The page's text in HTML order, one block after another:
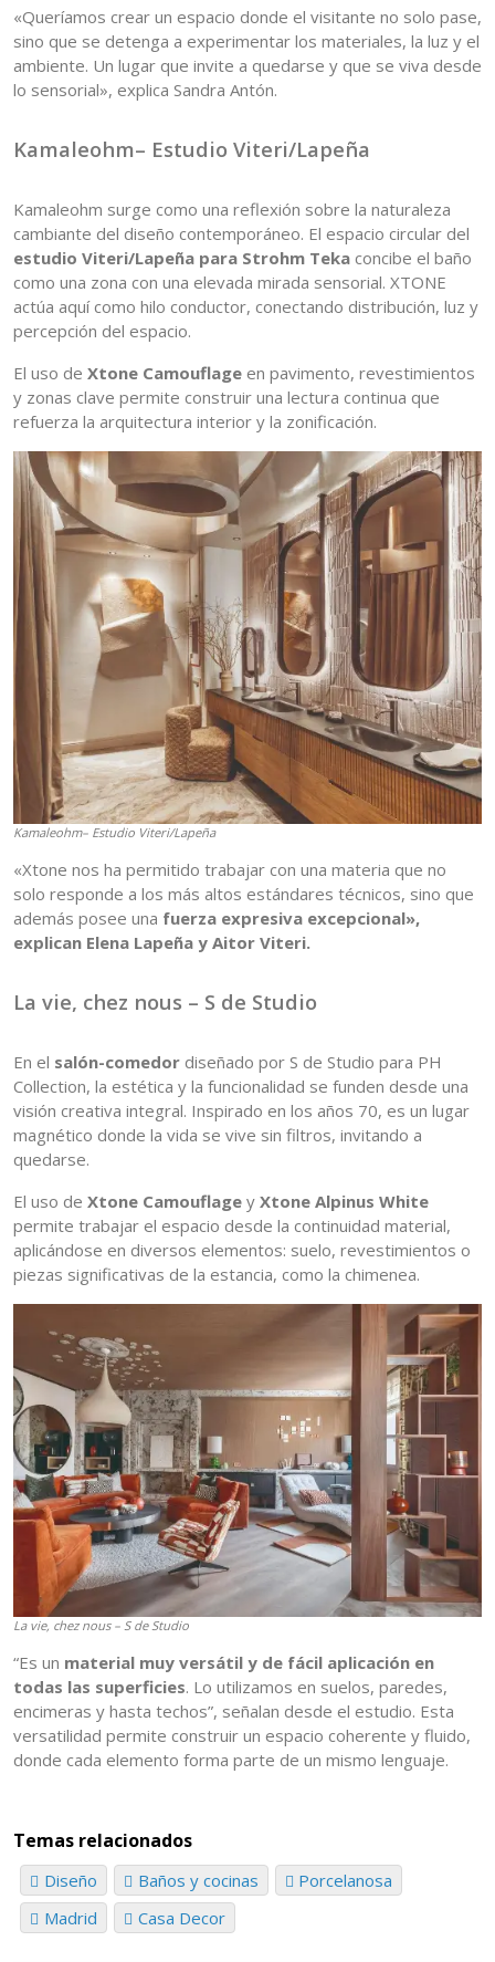
«Queríamos crear un espacio donde el visitante no solo pase,
sino que se detenga a experimentar los materiales, la luz y el
ambiente. Un lugar que invite a quedarse y que se viva desde
lo sensorial», explica Sandra Antón.
Kamaleohm– Estudio Viteri/Lapeña
Kamaleohm surge como una reflexión sobre la naturaleza
cambiante del diseño contemporáneo. El espacio circular del
estudio Viteri/Lapeña para Strohm Teka concibe el baño
como una zona con una elevada mirada sensorial. XTONE
actúa aquí como hilo conductor, conectando distribución, luz y
percepción del espacio.
El uso de Xtone Camouflage en pavimento, revestimientos
y zonas clave permite construir una lectura continua que
refuerza la arquitectura interior y la zonificación.
Kamaleohm– Estudio Viteri/Lapeña
«Xtone nos ha permitido trabajar con una materia que no
solo responde a los más altos estándares técnicos, sino que
además posee una fuerza expresiva excepcional»,
explican Elena Lapeña y Aitor Viteri.
La vie, chez nous – S de Studio
En el salón-comedor diseñado por S de Studio para PH
Collection, la estética y la funcionalidad se funden desde una
visión creativa integral. Inspirado en los años 70, es un lugar
magnético donde la vida se vive sin filtros, invitando a
quedarse.
El uso de Xtone Camouflage y Xtone Alpinus White
permite trabajar el espacio desde la continuidad material,
aplicándose en diversos elementos: suelo, revestimientos o
piezas significativas de la estancia, como la chimenea.
La vie, chez nous – S de Studio
“Es un material muy versátil y de fácil aplicación en
todas las superficies. Lo utilizamos en suelos, paredes,
encimeras y hasta techos”, señalan desde el estudio. Esta
versatilidad permite construir un espacio coherente y fluido,
donde cada elemento forma parte de un mismo lenguaje.
Temas relacionados
Diseño Baños y cocinas
Porcelanosa
Madrid
Casa Decor